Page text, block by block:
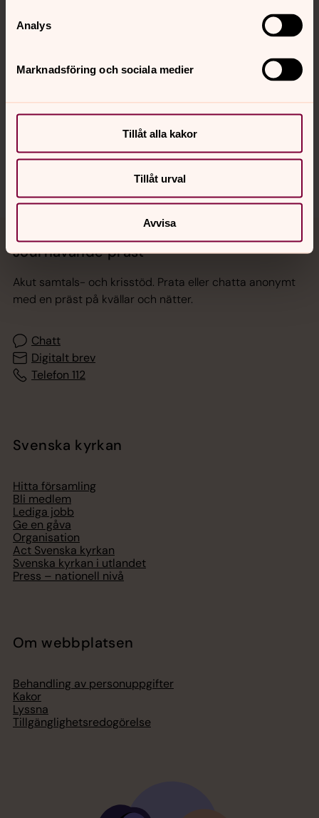
Analys
Marknadsföring och sociala medier
Tillåt alla kakor
Tillåt urval
Avvisa
Kalender
Jourhavande präst
Akut samtals- och krisstöd. Prata eller chatta anonymt
med en präst på kvällar och nätter.
Chatt
Digitalt brev
Telefon 112
Svenska kyrkan
Hitta församling
Bli medlem
Lediga jobb
Ge en gåva
Organisation
Act Svenska kyrkan
Svenska kyrkan i utlandet
Press – nationell nivå
Om webbplatsen
Behandling av personuppgifter
Kakor
Lyssna
Tillgänglighetsredogörelse